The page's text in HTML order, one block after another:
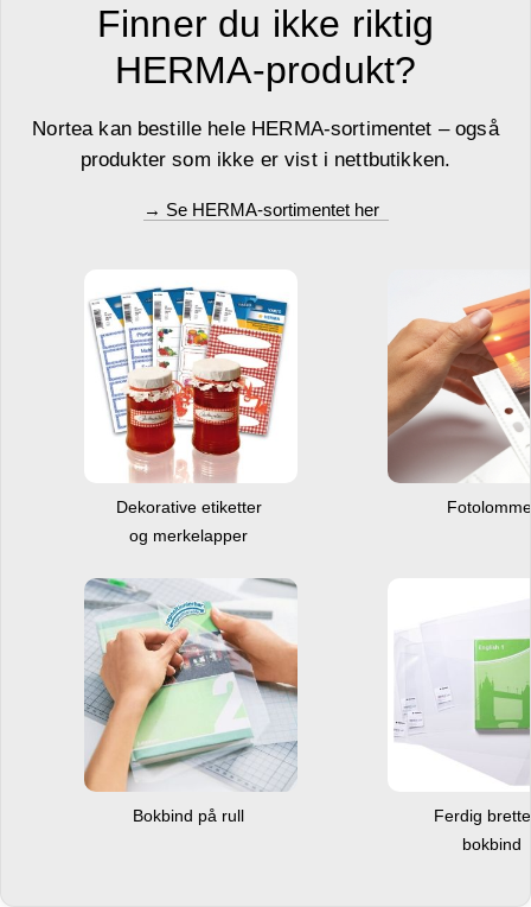
Finner du ikke riktig
HERMA-produkt?
Nortea kan bestille hele HERMA-sortimentet – også
produkter som ikke er vist i nettbutikken.
→ Se HERMA-sortimentet her
Dekorative etiketter
og merkelapper
Bokbind på rull
Ferdig
bokbind